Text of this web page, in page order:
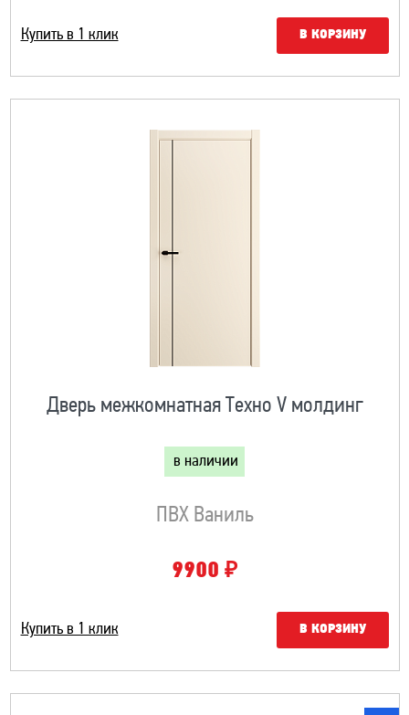
Купить в 1 клик В КОРЗИНУ
Дверь межкомнатная Техно V молдинг
в наличии
ПВХ Ваниль
9900 ₽
Купить в 1 клик В КОРЗИНУ